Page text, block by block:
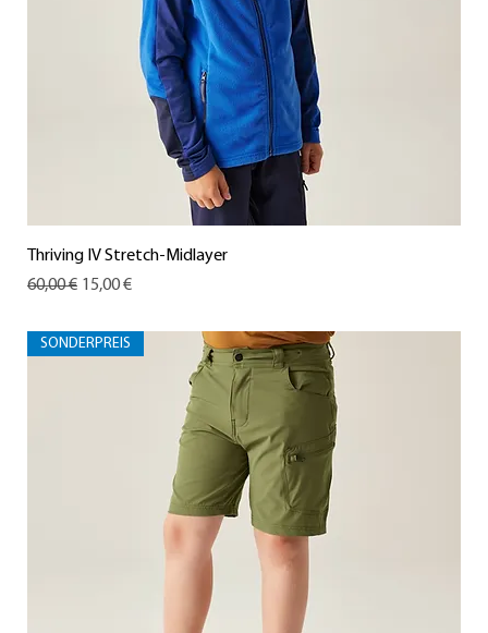
Thriving IV Stretch-Midlayer
Standardpreis
60,00 € Sale-Preis
15,00 €
SONDERPREIS